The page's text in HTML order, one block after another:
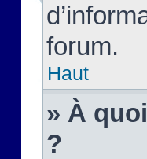
forum.
Haut
» À
?